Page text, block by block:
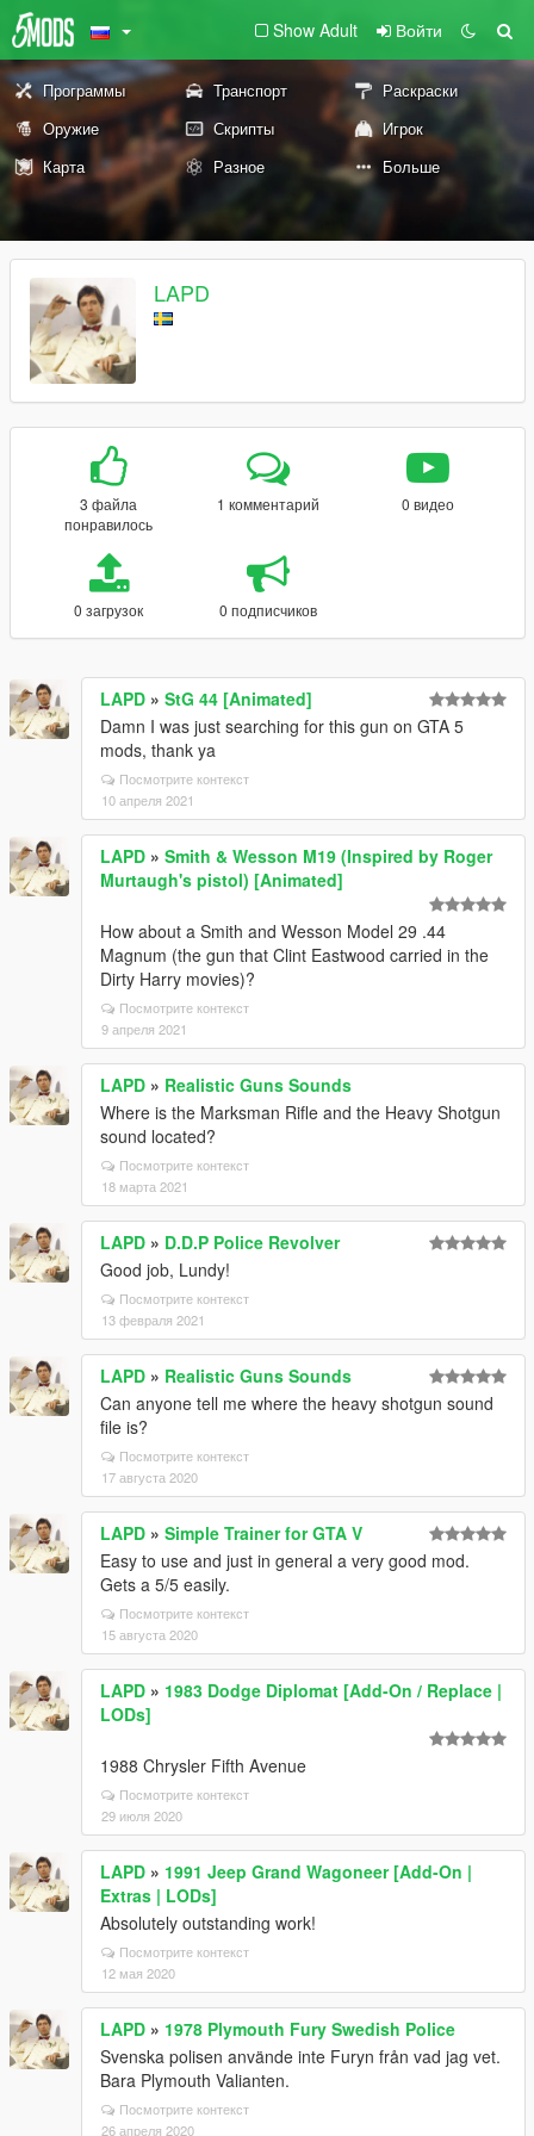
Show Adult Войти
Программы Транспорт
Раскраски
Оружие
Скрипты
Игрок
Карта
Разное Больше
LAPD
3 файла
понравилось
1 комментарий 0 видео
0 загрузок 0 подписчиков
LAPD » StG 44 [Animated]
Damn I was just searching for this gun on GTA 5
mods, thank ya
Посмотрите контекст
10 апреля 2021
LAPD » Smith & Wesson M19 (Inspired by Roger
Murtaugh's pistol) [Animated]
How about a Smith and Wesson Model 29 .44
Magnum (the gun that Clint Eastwood carried in the
Dirty Harry movies)?
Посмотрите контекст
9 апреля 2021
LAPD » Realistic Guns Sounds
Where is the Marksman Rifle and the Heavy Shotgun
sound located?
Посмотрите контекст
18 марта 2021
LAPD » D.D.P Police Revolver
Good job, Lundy!
Посмотрите контекст
13 февраля 2021
LAPD » Realistic Guns Sounds
Can anyone tell me where the heavy shotgun sound
file is?
Посмотрите контекст
17 августа 2020
LAPD » Simple Trainer for GTA V
Easy to use and just in general a very good mod.
Gets a 5/5 easily.
Посмотрите контекст
15 августа 2020
LAPD » 1983 Dodge Diplomat [Add-On / Replace |
LODs]
1988 Chrysler Fifth Avenue
Посмотрите контекст
29 июля 2020
LAPD » 1991 Jeep Grand Wagoneer [Add-On |
Extras | LODs]
Absolutely outstanding work!
Посмотрите контекст
12 мая 2020
LAPD » 1978 Plymouth Fury Swedish Police
Svenska polisen använde inte Furyn från vad jag vet.
Bara Plymouth Valianten.
Посмотрите контекст
26 апреля 2020